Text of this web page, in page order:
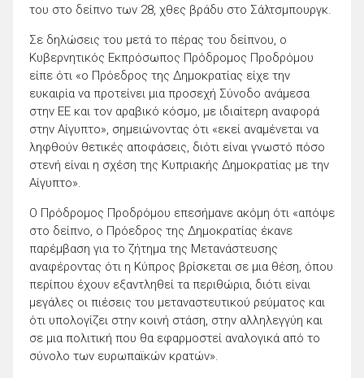
του στο δείπνο των 28, χθες βράδυ στο Σάλτσμπουργκ.
Σε δηλώσεις του μετά το πέρας του δείπνου, ο
Κυβερνητικός Εκπρόσωπος Πρόδρομος Προδρόμου
είπε ότι «ο Πρόεδρος της Δημοκρατίας είχε την
ευκαιρία να προτείνει μια προσεχή Σύνοδο ανάμεσα
στην ΕΕ και τον αραβικό κόσμο, με ιδιαίτερη αναφορά
στην Αίγυπτο», σημειώνοντας ότι «εκεί αναμένεται να
ληφθούν θετικές αποφάσεις, διότι είναι γνωστό πόσο
στενή είναι η σχέση της Κυπριακής Δημοκρατίας με την
Αίγυπτο».
Ο Πρόδρομος Προδρόμου επεσήμανε ακόμη ότι «απόψε
στο δείπνο, ο Πρόεδρος της Δημοκρατίας έκανε
παρέμβαση για το ζήτημα της Μετανάστευσης
αναφέροντας ότι η Κύπρος βρίσκεται σε μια θέση, όπου
περίπου έχουν εξαντληθεί τα περιθώρια, διότι είναι
μεγάλες οι πιέσεις του μεταναστευτικού ρεύματος και
ότι υπολογίζει στην κοινή στάση, στην αλληλεγγύη και
σε μια πολιτική που θα εφαρμοστεί αναλογικά από το
σύνολο των ευρωπαϊκών κρατών».